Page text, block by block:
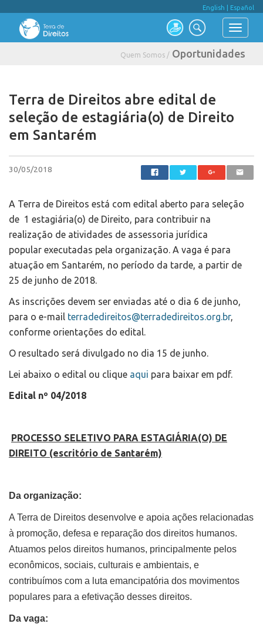
English Español
Quem Somos / Oportunidades
Terra de Direitos abre edital de
seleção de estagiária(o) de Direito
em Santarém
30/05/2018
A Terra de Direitos está com edital aberto para seleção
de 1 estagiária(o) de Direito, para contribuir na
realização de atividades de assessoria jurídica
popular executadas pela organização. A vaga é para
atuação em Santarém, no período da tarde, a partir de
25 de junho de 2018.
As inscrições devem ser enviadas até o dia 6 de junho,
para o e-mail terradedireitos@terradedireitos.org.br,
conforme orientações do edital.
O resultado será divulgado no dia 15 de junho.
Lei abaixo o edital ou clique aqui para baixar em pdf.
Edital nº 04/2018
PROCESSO SELETIVO PARA ESTAGIÁRIA(O) DE
DIREITO (escritório de Santarém)
Da organização:
A Terra de Direitos desenvolve e apoia ações relacionadas
à promoção, defesa e reparação dos direitos humanos.
Atuamos pelos direitos humanos, principalmente pelos
econômicos, sociais, culturais e ambientais, e
contribuímos com a luta emancipatória dos movimentos
populares para a efetivação desses direitos.
Da vaga: